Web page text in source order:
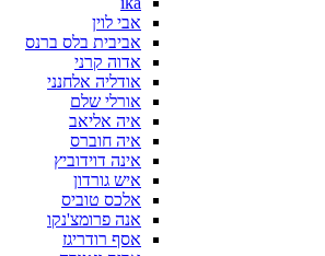
אבי לוין
אביבית בלס ברנס
אדוה קרני
אודליה אלחנני
אורלי שלם
איה אליאב
איה חוברס
אינה דוידוביץ
איש גורדון
אלכס טוביס
אנה פרומצ'נקו
אסף רודריגז